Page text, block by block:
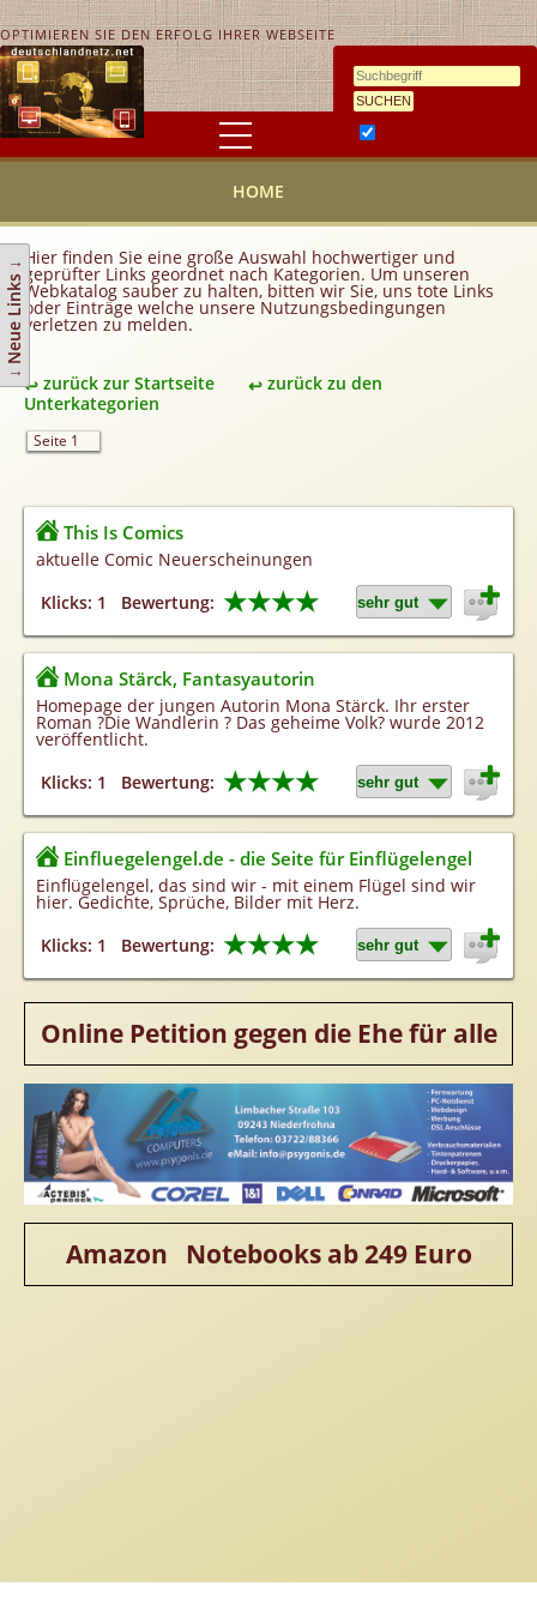
OPTIMIEREN SIE DEN ERFOLG IHRER WEBSEITE
AGB
Link hinzufügen
Eintrag ändern
Partner
Homepageerstellung
Webkatalog
Sonderangebot
HOME
Hier finden Sie eine große Auswahl hochwertiger und
geprüfter Links geordnet nach Kategorien. Um unseren
Webkatalog sauber zu halten, bitten wir Sie, uns tote Links
oder Einträge welche unsere Nutzungsbedingungen
verletzen zu melden.
zurück zur Startseite
zurück zu den
Unterkategorien
Seite 1
This Is Comics
aktuelle Comic Neuerscheinungen
Klicks: 1
Bewertung: ★★★★
Mona Stärck, Fantasyautorin
Homepage der jungen Autorin Mona Stärck. Ihr erster
Roman ?Die Wandlerin ? Das geheime Volk? wurde 2012
veröffentlicht.
Klicks: 1
Bewertung: ★★★★
Einfluegelengel.de - die Seite für Einflügelengel
Einflügelengel, das sind wir - mit einem Flügel sind wir
hier. Gedichte, Sprüche, Bilder mit Herz.
Klicks: 1
Bewertung: ★★★★
Online Petition gegen die Ehe für alle
Amazon Notebooks ab 249 Euro
↓ Neue Links ↓